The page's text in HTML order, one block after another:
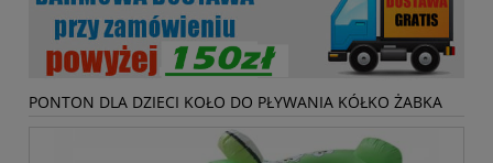
PONTON DLA DZIECI KOŁO DO PŁYWANIA KÓŁKO ŻABKA